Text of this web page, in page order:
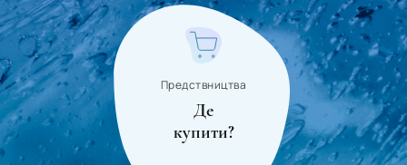
Предствництва
Де
купити?